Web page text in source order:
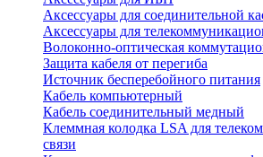
Аксессуары для соединительной
Аксессуары для
Волоконно-оптическая
Защита кабеля от перегиба
Источник бесперебойного питания
Кабель компьютерный
Кабель соединительный медный
Клеммная колодка LSA для
связи